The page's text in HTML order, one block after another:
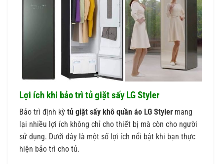
Lợi ích khi bảo trì tủ giặt sấy LG Styler
Bảo trì định kỳ tủ giặt sấy khô quần áo LG Styler mang
lại nhiều lợi ích không chỉ cho thiết bị mà còn cho người
sử dụng. Dưới đây là một số lợi ích nổi bật khi bạn thực
hiện bảo trì cho tủ.